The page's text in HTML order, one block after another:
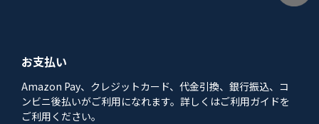
お支払い
Amazon Pay、クレジットカード、代金引換、銀行振込、コ
ンビニ後払いがご利用になれます。詳しくはご利用ガイドを
ご利用ください。